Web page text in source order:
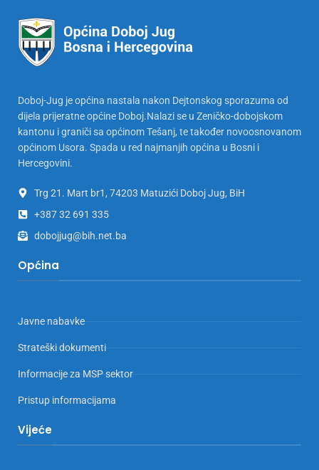
Doboj-Jug je općina nastala nakon Dejtonskog sporazuma od
dijela prijeratne općine Doboj.Nalazi se u Zeničko-dobojskom
kantonu i graniči sa općinom Tešanj, te također novoosnovanom
općinom Usora. Spada u red najmanjih općina u Bosni i
Hercegovini.
Trg 21. Mart br1, 74203 Matuzići Doboj Jug, BiH
+387 32 691 335
dobojjug@bih.net.ba
Općina
Javne nabavke
Strateški dokumenti
Informacije za MSP sektor
Pristup informacijama
Vijeće